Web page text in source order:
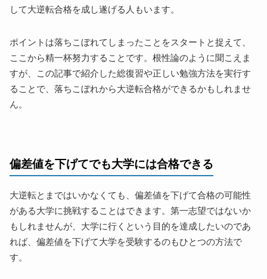
して大逆転合格を成し遂げる人もいます。
ポイントは落ちこぼれてしまったことをスタートと捉えて、
ここから精一杯努力することです。根性論のように聞こえま
すが、この記事で紹介した総復習や正しい勉強方法を実行す
ることで、落ちこぼれから大逆転合格ができるかもしれませ
ん。
偏差値を下げてでも大学には合格できる
大逆転とまではいかなくても、偏差値を下げて合格の可能性
がある大学に挑戦することはできます。第一志望ではないか
もしれませんが、大学に行くという目的を達成したいのであ
れば、偏差値を下げて大学を受験するのもひとつの方法で
す。